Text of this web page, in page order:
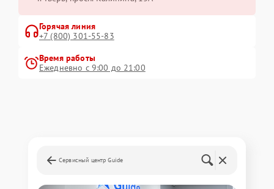
Горячая линия
+7 (800) 301-55-83
Время работы
Ежедневно с 9:00 до 21:00
Сервисный центр Guide